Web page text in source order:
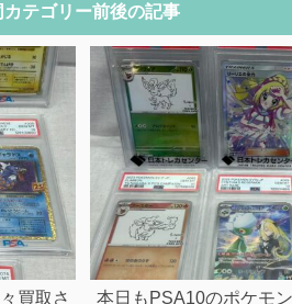
カテゴリー前後の記事
買取さ
本日もPSA10のポケモ